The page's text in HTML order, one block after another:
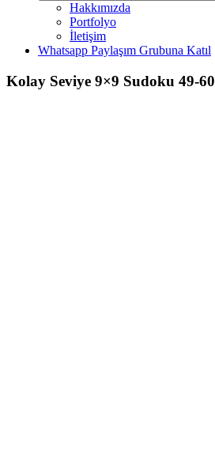
Hakkımızda
Portfolyo
İletişim
Whatsapp Paylaşım Grubuna Katıl
Kolay Seviye 9×9 Sudoku 49-60